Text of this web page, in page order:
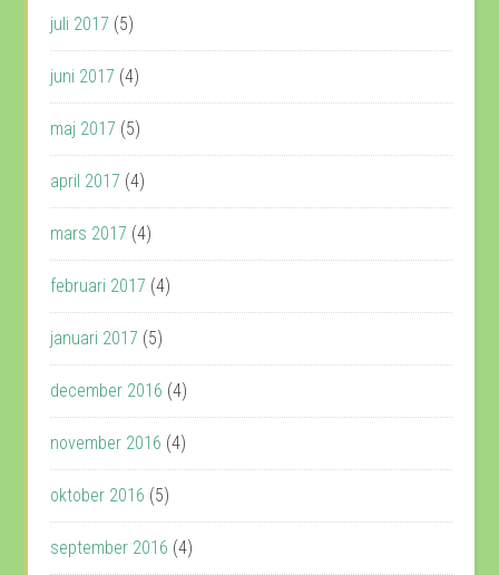
juli 2017 (5)
juni 2017 (4)
maj 2017 (5)
april 2017 (4)
mars 2017 (4)
februari 2017 (4)
januari 2017 (5)
december 2016 (4)
november 2016 (4)
oktober 2016 (5)
september 2016 (4)